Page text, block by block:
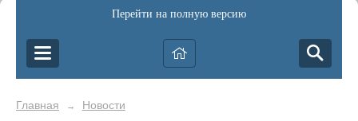
Перейти на полную версию
Главная → Новости